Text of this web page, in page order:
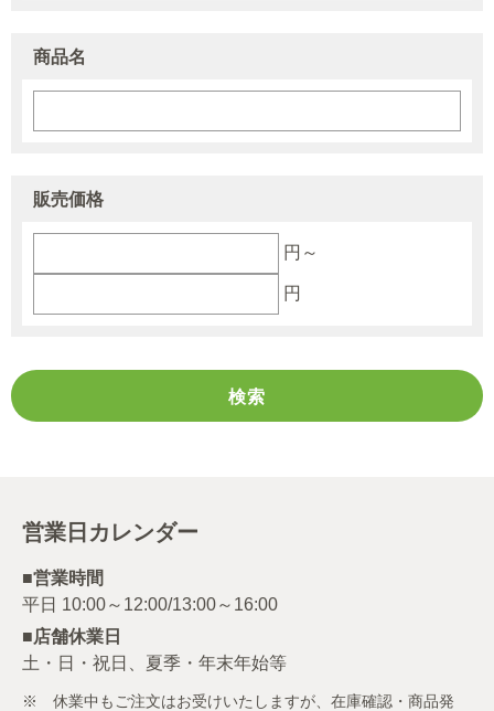
商品名
販売価格
円～
円
営業日カレンダー
■営業時間
■店舗休業日
土・日・祝日、夏季・年末年始等
※ 休業中もご注文はお受けいたしますが、在庫確認・商品発